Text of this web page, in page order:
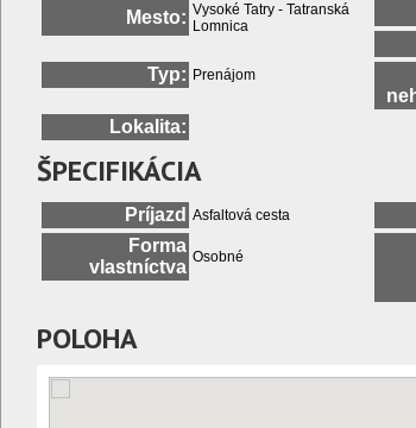
Mesto: Vysoké Tatry - Tatranská
Lomnica
Typ: Prenájom
Lokalita:
ŠPECIFIKÁCIA
Príjazd Asfaltová cesta
Forma
vlastníctva Osobné
POLOHA